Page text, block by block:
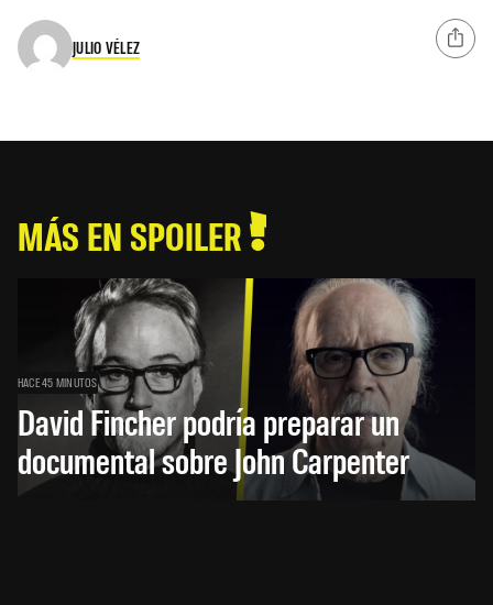
JULIO VÉLEZ
MÁS EN SPOILER
HACE 45 MINUTOS
David Fincher podría preparar un
documental sobre John Carpenter